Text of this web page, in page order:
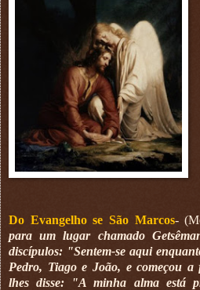
Do Evangelho se São Marcos-
para um lugar chamado
discípulos: "Sentem-se aqui
Pedro, Tiago e João, e começou
lhes disse: "A minha alma está